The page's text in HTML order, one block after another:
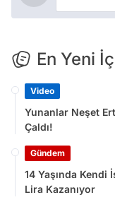
En Yeni
Video
Yunanlar Neşet
Çaldı!
Gündem
14 Yaşında Kendi
Lira Kazanıyor